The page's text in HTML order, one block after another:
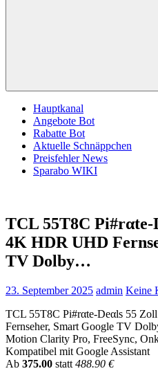
Hauptkanal
Angebote Bot
Rabatte Bot
Aktuelle Schnäppchen
Preisfehler News
Sparabo WIKI
TCL 55T8C
4K HDR UHD
TV Dolby…
23. September 2025 admin Keine
TCL 55T8C Pi#rαtе-Dеαls 55
Fernseher, Smart Google TV
Motion Clarity Pro, FreeSync,
Kompatibel mit Google Assistant
Аb 375.00 statt 488.90 €